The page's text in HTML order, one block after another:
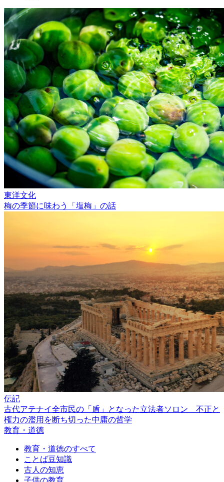
東洋文化
梅の季節に味わう「塩梅」の話
伝記
古代アテナイ全市民の「盾」となった立法者ソロン 不正と
権力の濫用を断ち切った中庸の哲学
教育・道徳
教育・道徳のすべて
ことば豆知識
古人の知恵
子供の教育